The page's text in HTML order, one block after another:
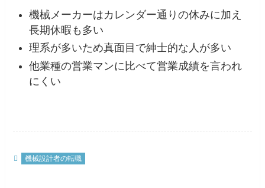
機械メーカーはカレンダー通りの休みに加え
長期休暇も多い
理系が多いため真面目で紳士的な人が多い
他業種の営業マンに比べて営業成績を言われ
にくい
機械設計者の転職